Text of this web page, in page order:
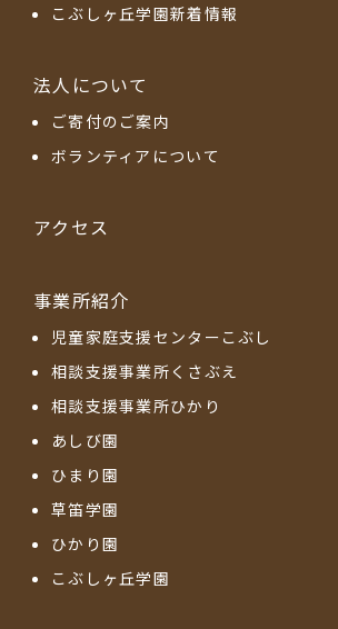
こぶしヶ丘学園新着情報
法人について
ご寄付のご案内
ボランティアについて
アクセス
事業所紹介
児童家庭支援センターこぶし
相談支援事業所くさぶえ
相談支援事業所ひかり
あしび園
ひまり園
草笛学園
ひかり園
こぶしヶ丘学園